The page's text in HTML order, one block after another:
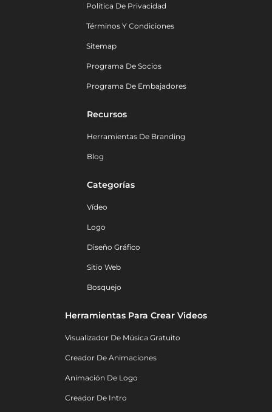
Política De Privacidad
Términos Y Condiciones
Sitemap
Programa De Socios
Programa De Embajadores
Recursos
Herramientas De Branding
Blog
Categorías
Vídeo
Logo
Diseño Gráfico
Sitio Web
Bosquejo
Herramientas Para Crear Videos
Visualizador De Música Gratuito
Creador De Animaciones
Animación De Logo
Creador De Intro